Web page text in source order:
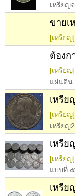
เหรียญ
ขายเ
[เหรียญ]
ต้องก
[เหรียญ]
แผ่นดิน
เหรีย
[เหรียญ]
เหรียญ
เหรี
[เหรียญ]
แบบที่ ๕
เหรีย